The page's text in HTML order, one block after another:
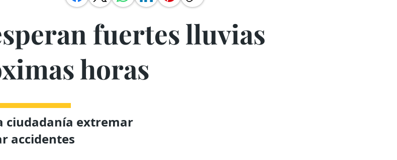
fuertes lluvias
horas
ciudadanía extremar
accidentes